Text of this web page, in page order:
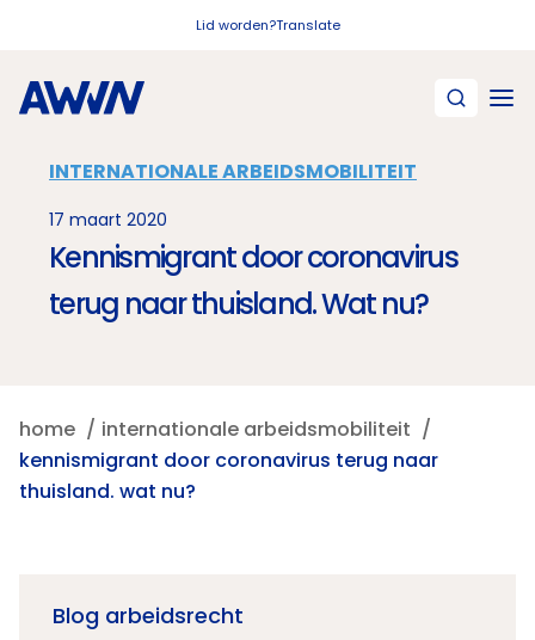
Lid worden?Translate
INTERNATIONALE ARBEIDSMOBILITEIT
17 maart 2020
Kennismigrant door coronavirus
terug naar thuisland. Wat nu?
home
internationale arbeidsmobiliteit
kennismigrant door coronavirus terug naar
thuisland. wat nu?
Blog arbeidsrecht